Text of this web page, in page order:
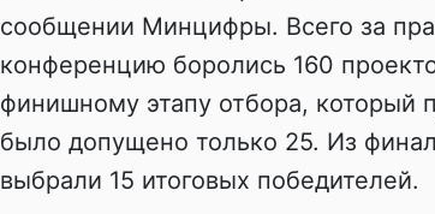
сообщении Минцифры. Всего за
конференцию боролись 160
финишному этапу отбора, который
было допущено только 25. Из
выбрали 15 итоговых победителей.